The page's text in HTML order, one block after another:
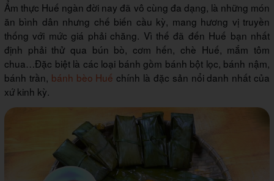
Ẩm thực Huế ngàn đời nay đã vô cùng đa dạng, là những món
ăn bình dân nhưng chế biến cầu kỳ, mang hương vị truyền
thống với mức giá phải chăng. Vì thế đã đến Huế bạn nhất
định phải thử qua bún bò, cơm hến, chè Huế, mắm tôm
chua…Đặc biệt là các loại bánh gồm bánh bột lọc, bánh nậm,
bánh trần, bánh bèo Huế chính là đặc sản nổi danh nhất của
xứ kinh kỳ.